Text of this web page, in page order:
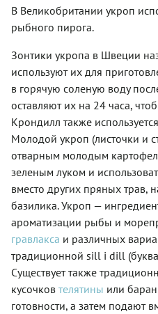
В Великобритании укроп
рыбного пирога.
Зонтики укропа в Швеции
используют их для
в горячую соленую воду
оставляют их на 24 часа,
Крондилл также
Молодой укроп (листочки и
отварным молодым
зеленым луком и
вместо других пряных трав,
базилика. Укроп —
ароматизации рыбы и
гравлакса и различных
традиционной sill i dill
Существует также
кусочков телятины или
готовности, а затем подают